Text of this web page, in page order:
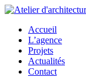
Accueil
L’agence
Projets
Actualités
Contact